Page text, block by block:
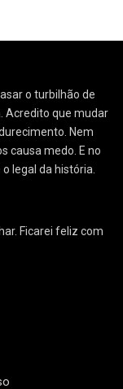
o turbilhão de
Acredito que mudar
Nem
causa medo. E no
legal da história.
Ficarei feliz com